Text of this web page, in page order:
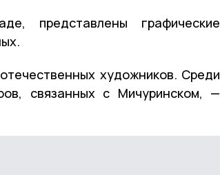
представлены графические
художников. Среди
связанных с Мичуринском, —